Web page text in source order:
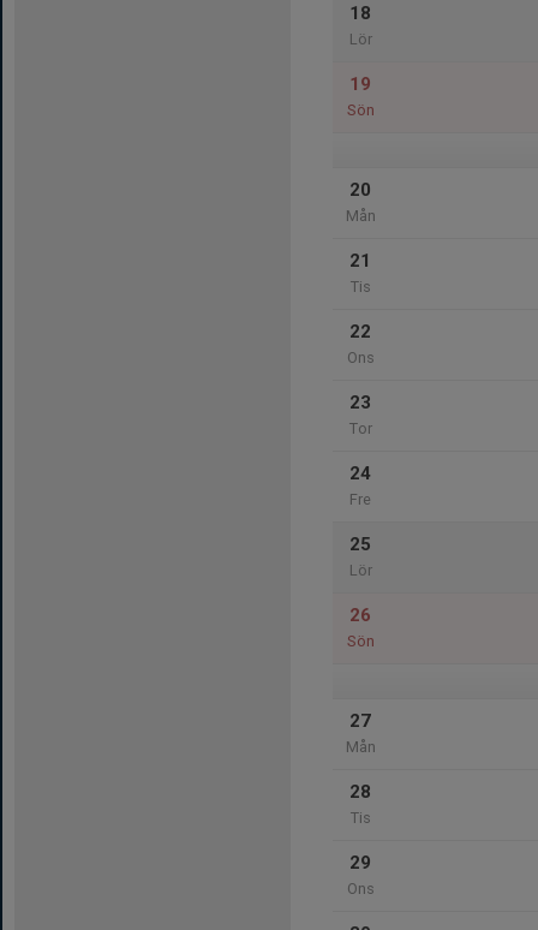
18
Lör
19
Sön
20
Mån
21
Tis
22
Ons
23
Tor
24
Fre
25
Lör
26
Sön
27
Mån
28
Tis
29
Ons